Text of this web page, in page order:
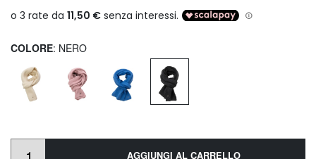
COLORE: NERO
AGGIUNGI AL CARRELLO